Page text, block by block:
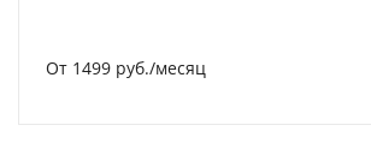
От 1499 руб./месяц